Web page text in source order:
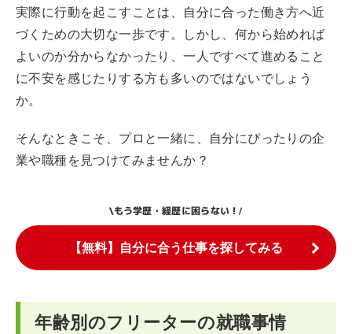
実際に行動を起こすことは、自分に合った働き方へ近
づくための大切な一歩です。しかし、何から始めれば
よいのか分からなかったり、一人ですべて進めること
に不安を感じたりする方も多いのではないでしょう
か。
そんなときこそ、プロと一緒に、自分にぴったりの企
業や職種を見つけてみませんか？
\もう学歴・経歴に困らない！/
【無料】自分に合う仕事を探してみる
年齢別のフリーターの就職事情